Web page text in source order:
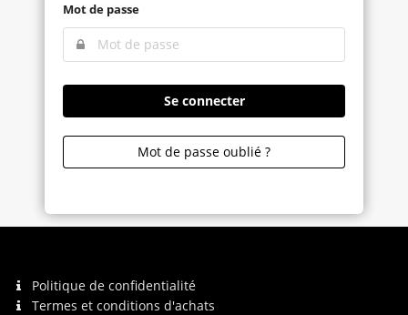
Mot de passe
Se connecter
Mot de passe oublié ?
Politique de confidentialité
Termes et conditions d'achats